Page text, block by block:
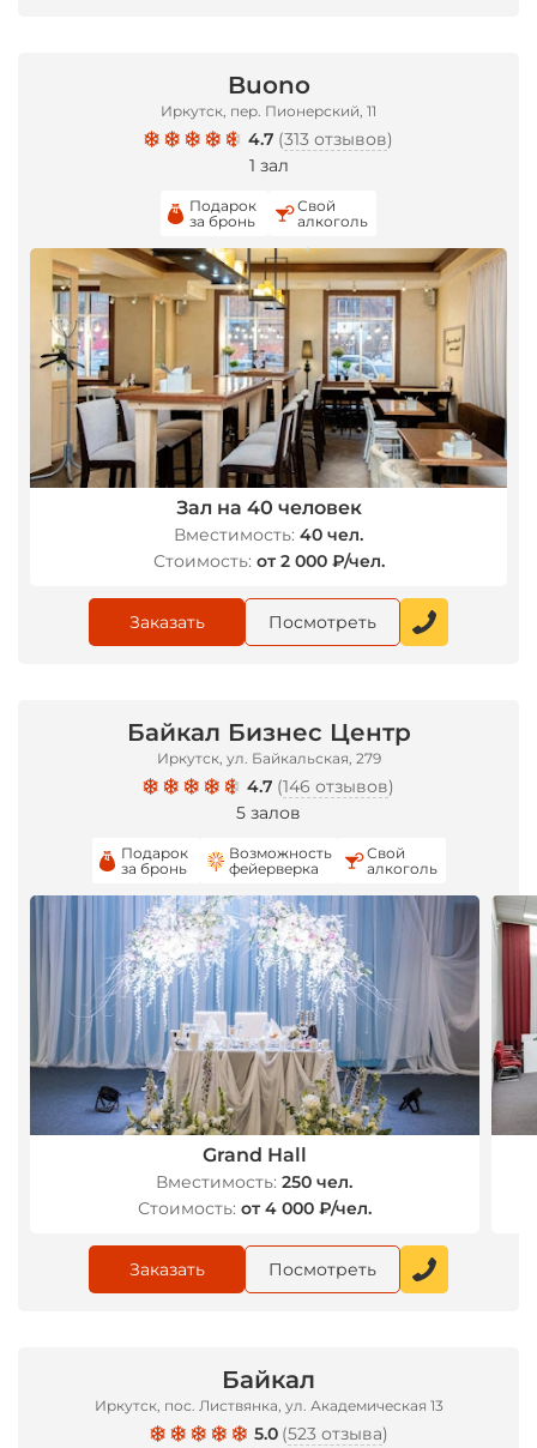
Buono
Иркутск, пер. Пионерский, 11
4.7 (313 отзывов)
1 зал
Подарок
за бронь
Свой
алкоголь
Зал на 40 человек
Вместимость: 40 чел.
Стоимость: от 2 000 ₽/чел.
Заказать Посмотреть
Байкал Бизнес Центр
Иркутск, ул. Байкальская, 279
4.7 (146 отзывов)
5 залов
Подарок
за бронь
Возможность
фейерверка
Свой
алкоголь
Grand Hall
Вместимость: 250 чел.
Стоимость: от 4 000 ₽/чел.
Заказать Посмотреть
Байкал
Иркутск, пос. Листвянка, ул. Академическая 13
5.0 (523 отзыва)
*